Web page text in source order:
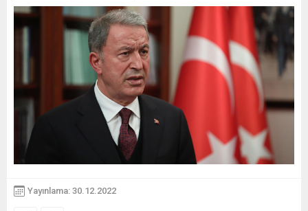
Yayınlama: 30.12.2022